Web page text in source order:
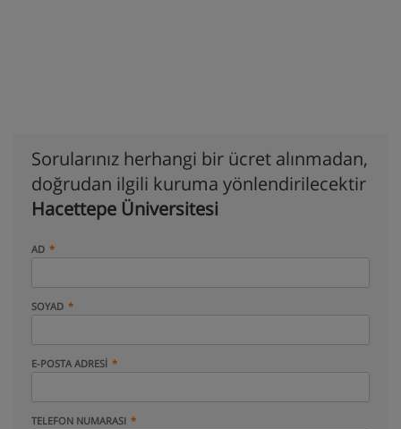
Sorularınız herhangi bir ücret alınmadan,
doğrudan ilgili kuruma yönlendirilecektir
Hacettepe Üniversitesi
AD
SOYAD
E-POSTA ADRESI
TELEFON NUMARASI